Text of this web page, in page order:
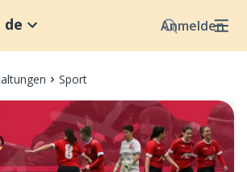
Anmelden
de
Sport